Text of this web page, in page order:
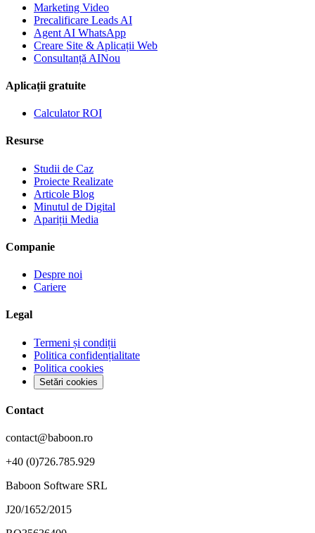
Marketing Video
Precalificare Leads AI
Agent AI WhatsApp
Creare Site & Aplicații Web
Consultanță AINou
Aplicații gratuite
Calculator ROI
Resurse
Studii de Caz
Proiecte Realizate
Articole Blog
Minutul de Digital
Apariții Media
Companie
Despre noi
Cariere
Legal
Termeni și condiții
Politica confidențialitate
Politica cookies
Setări cookies
Contact
contact@baboon.ro
+40 (0)726.785.929
Baboon Software SRL
J20/1652/2015